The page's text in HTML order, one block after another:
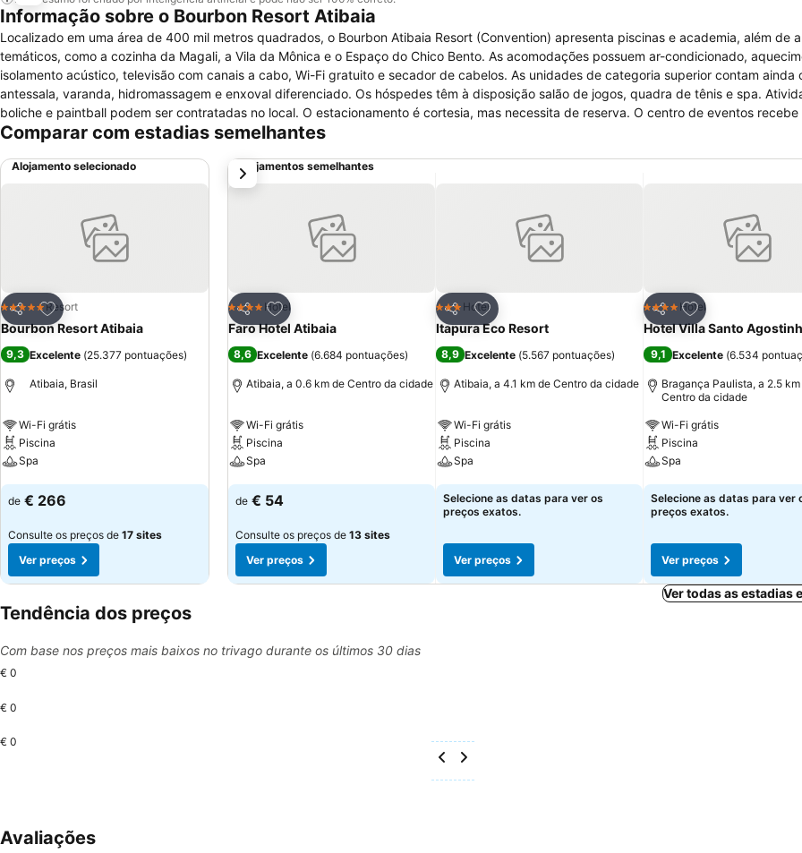
Informação sobre o Bourbon Resort Atibaia
Localizado em uma área de 400 mil metros quadrados, o Bourbon Atibaia Resort (Convention) apresenta piscinas e academia, além de
temáticos, como a cozinha da Magali, a Vila da Mônica e o Espaço do Chico Bento. As acomodações possuem ar-condicionado, aquecimento central,
isolamento acústico, televisão com canais a cabo, Wi-Fi gratuito e secador de cabelos. As unidades de categoria superior contam ainda
antessala, varanda, hidromassagem e enxoval diferenciado. Os hóspedes têm à disposição salão de jogos, quadra de tênis e spa. Atividades como
boliche e paintball podem ser contratadas no local. O estacionamento é cortesia, mas necessita de reserva. O centro de eventos
participantes. Com sistema all-inclusive facultativo, o Bourbon Atibaia Resort (Convention) apresenta várias opções gastronômicas: Lobby Bar Pedra
Dirigindo, são aproximadamente 15 minutos até o Lago do Major e a Igreja Nossa Senhora do Rosário.
Comparar com estadias semelhantes
Alojamento selecionado
Partilhar
Adicionar aos favoritos
5 EstrelasResort
Bourbon Resort Atibaia
9,3 Excelente (25.377 pontuações)
Atibaia, Brasil
Wi-Fi grátis
Piscina
Spa
Ver preços
de € 266
Consulte os preços de 17 sites
Ver preços
Alojamentos semelhantes
Partilhar
Adicionar aos favoritos
4 EstrelasHotel
Faro Hotel Atibaia
8,6 Excelente (6.684 pontuações)
Atibaia, a 0.6 km de Centro da cidade
Wi-Fi grátis
Piscina
Spa
Ver preços
de € 54
Consulte os preços de 13 sites
Ver preços
Partilhar
Adicionar aos favoritos
3 Estrelas
Hotel
Itapura Eco Resort
8,9 Excelente (5.567 pontuações)
Atibaia, a 4.1 km de Centro da cidade
Wi-Fi grátis
Piscina
Spa
Ver preços
Selecione as datas para ver os
preços exatos.
Ver preços
Partilhar
Adicionar aos
4 EstrelasHotel
Hotel Villa Santo
9,1 Excelente (6.534
Bragança Paulista, a 2.5
Centro da cidade
Wi-Fi grátis
Piscina
Spa
Ver preços
Selecione as datas para ver
preços exatos.
Ver preços
próximo
Ver todas as estadias
Tendência dos preços
Com base nos preços mais baixos no trivago durante os últimos 30 dias
€ 0
€ 0
€ 0
Avaliações